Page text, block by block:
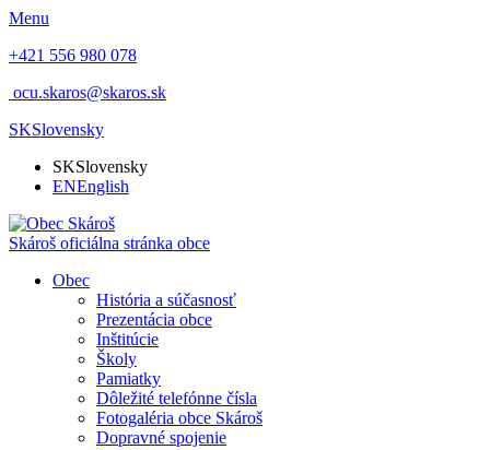
Menu
+421 556 980 078
ocu.skaros@skaros.sk
SKSlovensky
SKSlovensky
ENEnglish
Skároš oficiálna stránka obce
Obec
História a súčasnosť
Prezentácia obce
Inštitúcie
Školy
Pamiatky
Dôležité telefónne čísla
Fotogaléria obce Skároš
Dopravné spojenie